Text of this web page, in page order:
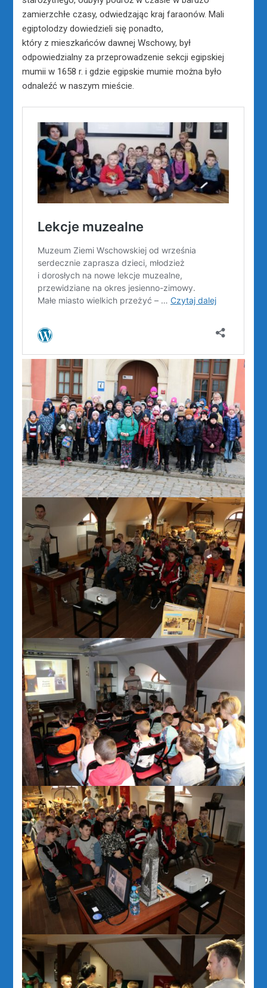
zamierzchłe czasy, odwiedzając kraj faraonów. Mali
egiptolodzy dowiedzieli się ponadto,
który z mieszkańców dawnej Wschowy, był
odpowiedzialny za przeprowadzenie sekcji egipskiej
mumii w 1658 r. i gdzie egipskie mumie można było
odnaleźć w naszym mieście.